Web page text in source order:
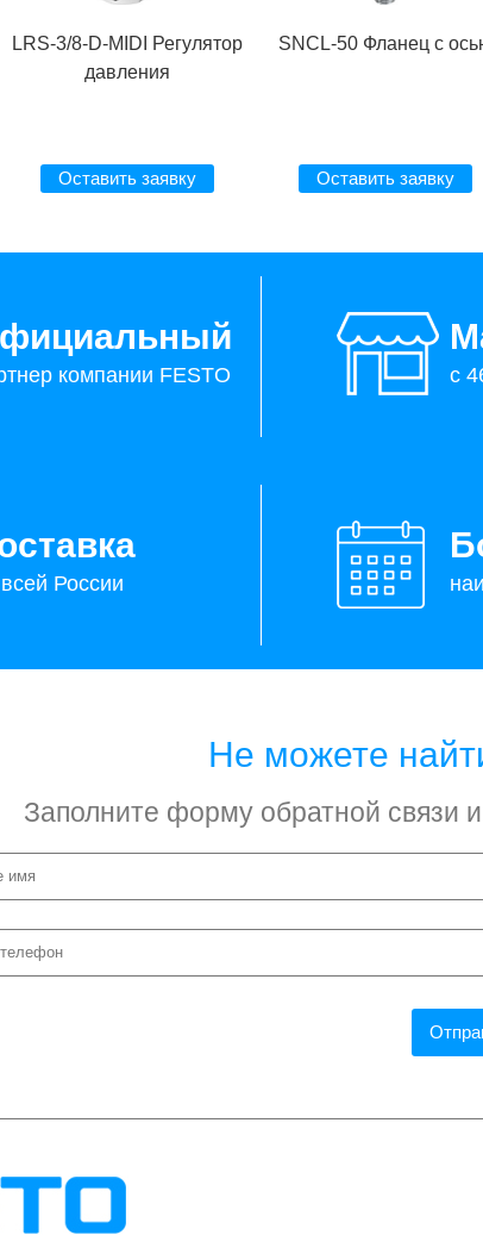
LRS-3/8-D-MIDI Регулятор
давления
Оставить заявку
SNCL-50 Фланец с
Оставить заявку
компании FESTO с
России
Не можете
Заполните форму обратной связи